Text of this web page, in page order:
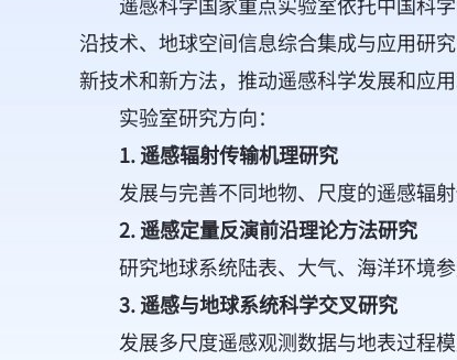
沿技术、地球空间信息综合集成与应用研
新技术和新方法，推动遥感科学发展和应
实验室研究方向：
1. 遥感辐射传输机理研究
发展与完善不同地物、尺度的遥感辐射
2. 遥感定量反演前沿理论方法研究
研究地球系统陆表、大气、海洋环境参
3. 遥感与地球系统科学交叉研究
发展多尺度遥感观测数据与地表过程模